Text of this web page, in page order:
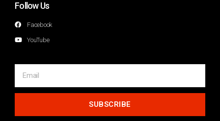
Follow Us
Facebook
YouTube
SUBSCRIBE